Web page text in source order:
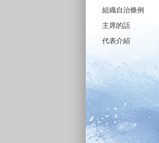
組織自治條例
主席的話
代表介紹